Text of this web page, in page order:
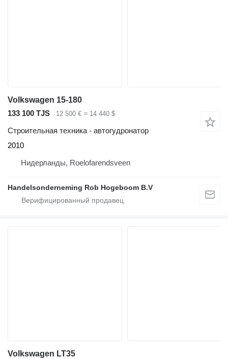
Volkswagen 15-180
133 100 TJS
12 500 € ≈ 14 440 $
Строительная техника - автогудронатор
2010
Нидерланды, Roelofarendsveen
Handelsonderneming Rob Hogeboom B.V
Volkswagen LT35